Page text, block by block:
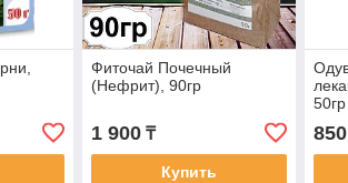
Фиточай Почечный
(Нефрит), 90гр
1 900₸
Купить
50гр
850